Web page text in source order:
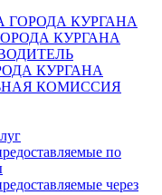
ГОРОДА КУРГАНА
КУРГАНА
КУРГАНА
КОМИССИЯ
по
через